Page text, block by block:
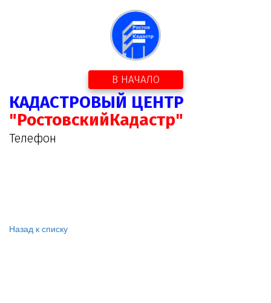
В НАЧАЛО
КАДАСТРОВЫЙ ЦЕНТР
"РостовскийКадастр"
Телефон
Назад к списку